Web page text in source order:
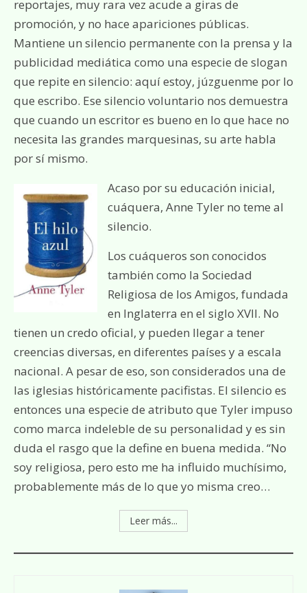
reportajes, muy rara vez acude a giras de
promoción, y no hace apariciones públicas.
Mantiene un silencio permanente con la prensa y la
publicidad mediática como una especie de slogan
que repite en silencio: aquí estoy, júzguenme por lo
que escribo. Ese silencio voluntario nos demuestra
que cuando un escritor es bueno en lo que hace no
necesita las grandes marquesinas, su arte habla
por sí mismo.
Acaso por su educación inicial,
cuáquera, Anne Tyler no teme al
silencio.
Los cuáqueros son conocidos
también como la Sociedad
Religiosa de los Amigos, fundada
en Inglaterra en el siglo XVII. No
tienen un credo oficial, y pueden llegar a tener
creencias diversas, en diferentes países y a escala
nacional. A pesar de eso, son considerados una de
las iglesias históricamente pacifistas. El silencio es
entonces una especie de atributo que Tyler impuso
como marca indeleble de su personalidad y es sin
duda el rasgo que la define en buena medida. “No
soy religiosa, pero esto me ha influido muchísimo,
probablemente más de lo que yo misma creo…
Leer más...